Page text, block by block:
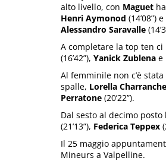
alto livello, con Maguet
Henri Aymonod (14’08”) e
Alessandro Saravalle
A completare la top ten
(16’42”), Yanick Zublena e
Al femminile non c’è
spalle, Lorella Charranche
Perratone (20’22”).
Dal sesto al decimo
(21’13”), Federica Teppex
Il 25 maggio
Mineurs a Valpelline.